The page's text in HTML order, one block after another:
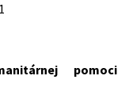
pomoci